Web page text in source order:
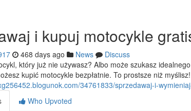
i kupuj motocykle
468 days ago News
Discuss
który już nie używasz? Albo może szukasz
kupić motocykle bezpłatnie. To prostsze niż myślisz!
34761833/sprzedawaj-i-
Who Upvoted